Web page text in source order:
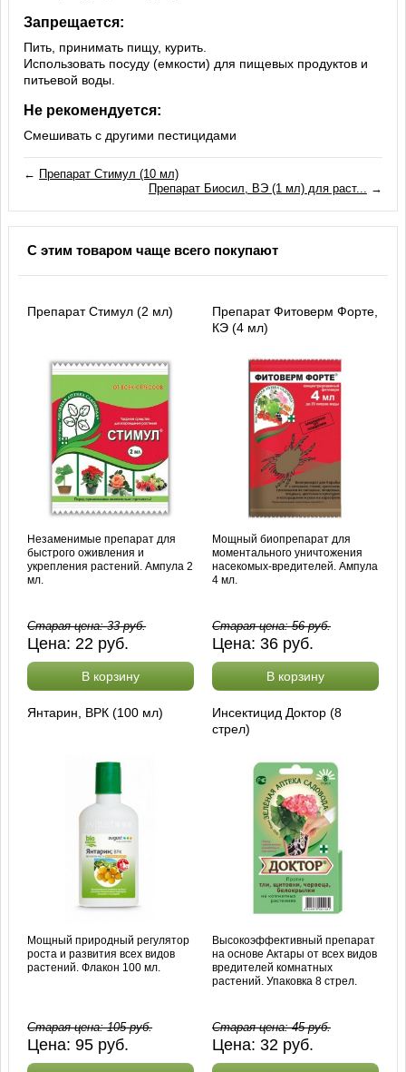
Запрещается:
Пить, принимать пищу, курить.
Использовать посуду (емкости) для пищевых продуктов и
питьевой воды.
Не рекомендуется:
Смешивать с другими пестицидами
← Препарат Стимул (10 мл)
Препарат Биосил, ВЭ (1 мл) для раст... →
С этим товаром чаще всего покупают
Препарат Стимул (2 мл)
Незаменимые препарат для
быстрого оживления и
укрепления растений. Ампула 2
мл.
Старая цена:33руб.
Цена: 22 руб.
В корзину
Препарат Фитоверм Форте,
КЭ (4 мл)
Мощный биопрепарат для
моментального уничтожения
насекомых-вредителей. Ампула
4 мл.
Старая цена:56руб.
Цена: 36 руб.
В корзину
Янтарин, ВРК (100 мл)
Мощный природный регулятор
роста и развития всех видов
растений. Флакон 100 мл.
Старая цена:105руб.
Цена:95 руб.
Инсектицид Доктор (8
стрел)
Высокоэффективный препарат
на основе Актары от всех видов
вредителей комнатных
растений. Упаковка 8 стрел.
Старая цена:45руб.
Цена: 32 руб.